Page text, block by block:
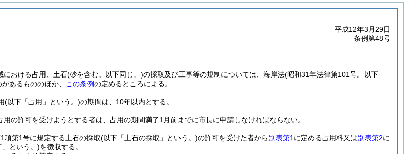
平成12年3月29日
条例第48号
における占用、土石(砂を含む。以下同じ。)の採取及び工事等の規制については、海岸法(昭和31年法律第101号。以下
あるもののほか、 この条例の定めるところによる。
(以下「占用」という。)の期間は、10年以内とする。
の許可を受けようとする者は、占用の期間満了1月前までに市長に申請しなければならない。
項第1号に規定する土石の採取(以下「土石の採取」という。)の許可を受けた者から別表第1 に定める占用料又は別表第2に
という。)を徴収する。